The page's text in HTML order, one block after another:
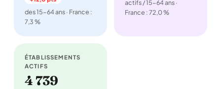
des 15-64 ans · France :
7,3 %
actifs / 15-64 ans ·
France : 72,0 %
ÉTABLISSEMENTS
ACTIFS
4 739